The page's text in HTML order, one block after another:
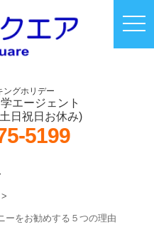
ングホリデー
エージェント
日祝日お休み)
5199
ーをお勧めする５つの理由